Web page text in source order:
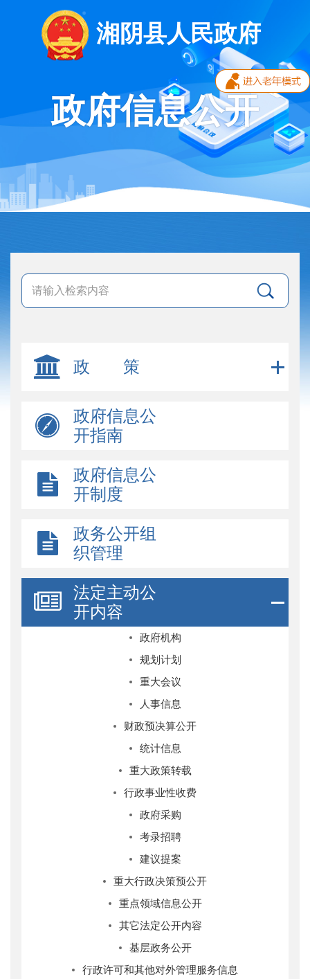
湘阴县人民政府
政府信息公开
政 策
政府信息公
开指南
政府信息公
开制度
政务公开组
织管理
法定主动公
开内容
政府机构
规划计划
重大会议
人事信息
财政预决算公开
统计信息
重大政策转载
行政事业性收费
政府采购
考录招聘
建议提案
重大行政决策预公开
重点领域信息公开
其它法定公开内容
基层政务公开
行政许可和其他对外管理服务信息